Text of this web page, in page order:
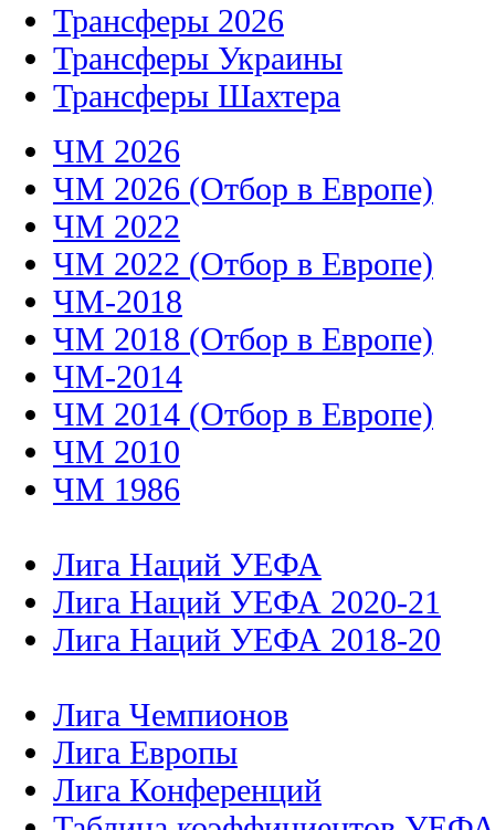
Трансферы 2026
Трансферы Украины
Трансферы Шахтера
ЧМ 2026
ЧМ 2026 (Отбор в Европе)
ЧМ 2022
ЧМ 2022 (Отбор в Европе)
ЧМ-2018
ЧМ 2018 (Отбор в Европе)
ЧМ-2014
ЧМ 2014 (Отбор в Европе)
ЧМ 2010
ЧМ 1986
Лига Наций УЕФА
Лига Наций УЕФА 2020-21
Лига Наций УЕФА 2018-20
Лига Чемпионов
Лига Европы
Лига Конференций